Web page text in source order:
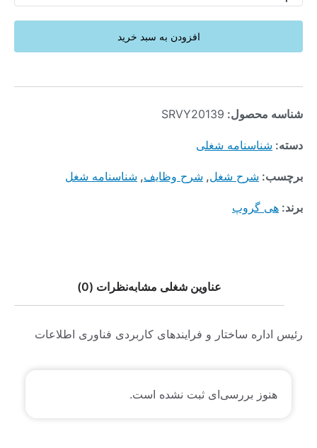
افزودن به سبد خرید
شناسه محصول: SRVY20139
دسته: شناسنامه شغلی
برچسب: شرح شغل, شرح وظایف, شناسنامه شغل
برند: هی گروپ
عناوین شغلی مشابهنظرات (0)
رئیس اداره ساختار و فرایندهای کاربردی فناوری اطلاعات
هنوز بررسی‌ای ثبت نشده است.